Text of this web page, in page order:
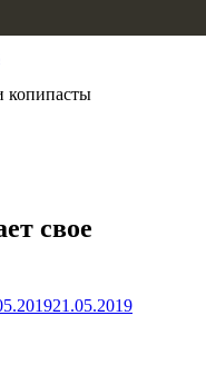
копипасты
свое
21.05.2019